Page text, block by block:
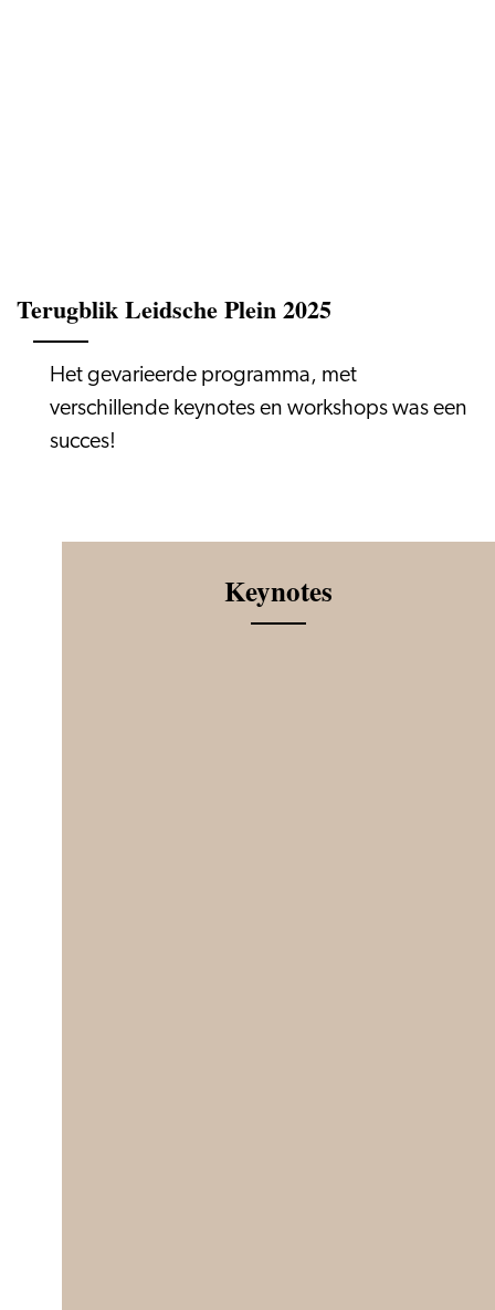
Terugblik Leidsche Plein 2025
Het gevarieerde programma, met
verschillende keynotes en workshops was een
succes!
Keynotes